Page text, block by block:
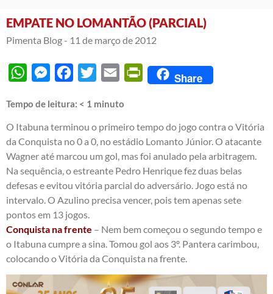
EMPATE NO LOMANTÃO (PARCIAL)
Pimenta Blog - 11 de março de 2012
WhatsAppMessengerFacebook
Twitter Email PrintFriendly
Share
Tempo de leitura: < 1 minuto
O Itabuna terminou o primeiro tempo do jogo contra o Vitória
da Conquista no 0 a 0, no estádio Lomanto Júnior. O atacante
Wagner até marcou um gol, mas foi anulado pela arbitragem.
Na sequência, o estreante Pedro Henrique fez duas belas
defesas e evitou vitória parcial do adversário. Jogo está no
intervalo. O Azulino precisa vencer, pois tem apenas sete
pontos em 13 jogos.
Conquista na frente – Nem bem começou o segundo tempo e
o Itabuna cumpre a sina. Tomou gol aos 3º. Pantera carimbou,
colocando o Vitória da Conquista na frente.